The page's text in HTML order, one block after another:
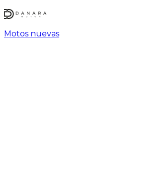
Motos nuevas